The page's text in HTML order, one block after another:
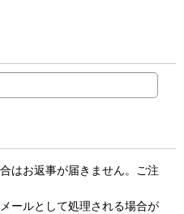
はお返事が届きません。ご注
ールとして処理される場合が